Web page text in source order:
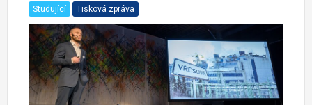
Studující Tisková zpráva